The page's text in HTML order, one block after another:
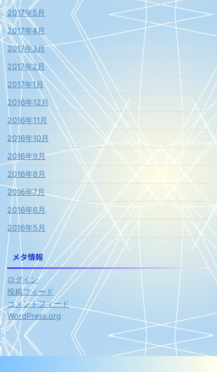
2017年5月
2017年4月
2017年3月
2017年2月
2017年1月
2016年12月
2016年11月
2016年10月
2016年9月
2016年8月
2016年7月
2016年6月
2016年5月
メタ情報
ログイン
投稿フィード
コメントフィード
WordPress.org